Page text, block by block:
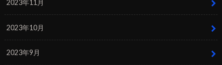
2023年11月
2023年10月
2023年9月